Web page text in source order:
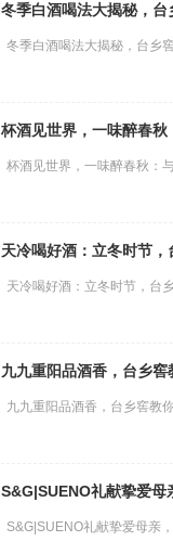
冬季白酒喝法大揭秘，台
冬季白酒喝法大揭秘，台乡
杯酒见世界，一味醉春
杯酒见世界，一味醉春秋：
天冷喝好酒：立冬时节
天冷喝好酒：立冬时节，台
九九重阳品酒香，台乡窖
九九重阳品酒香，台乡窖教
S&G|SUENO礼献挚爱
S&G|SUENO礼献挚爱母亲